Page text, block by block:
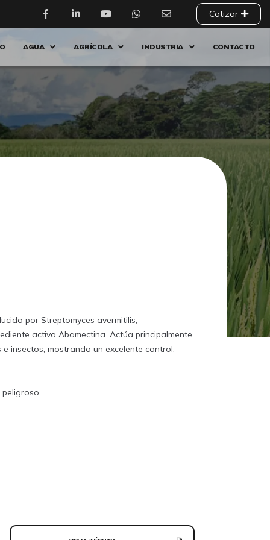
Cotizar
AGUA AGRÍCOLA INDUSTRIA CONTACTO
por Streptomyces avermitilis,
activo Abamectina. Actúa principalmente
insectos, mostrando un excelente control.